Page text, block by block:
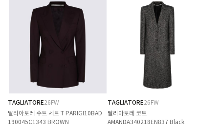
TAGLIATORE26FW
딸리아토레 수트 세트 T PARIGI10BAD
190045C1343 BROWN
TAGLIATORE26FW
딸리아토레 코트
AMANDA340218EN837 Black